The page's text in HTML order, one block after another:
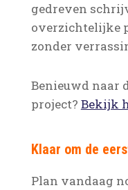
gedreven
overzichtelijke
zonder
Benieuwd naar
project? Bekijk
Klaar om de
Plan vandaag